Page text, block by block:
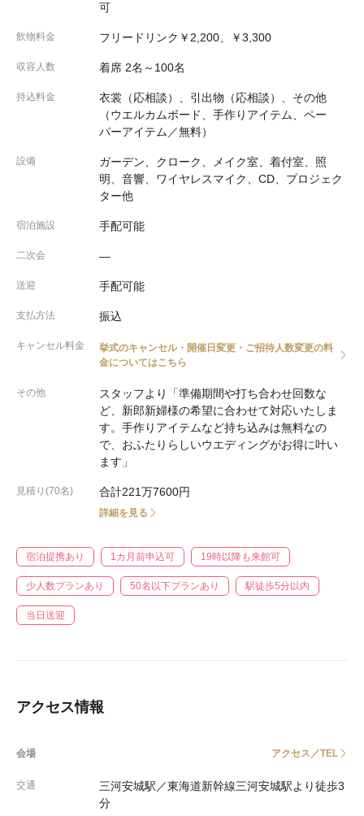
可
飲物料金 フリードリンク￥2,200、￥3,300
収容人数 着席 2名～100名
持込料金
衣裳（応相談）、引出物（応相談）、その他
（ウエルカムボード、手作りアイテム、ペー
パーアイテム／無料）
設備
ガーデン、クローク、メイク室、着付室、照
明、音響、ワイヤレスマイク、CD、プロジェク
ター他
宿泊施設 手配可能
二次会 ―
送迎 手配可能
支払方法 振込
キャンセル料金
挙式のキャンセル・開催日変更・ご招待人数変更の料
金についてはこちら
その他
スタッフより「準備期間や打ち合わせ回数な
ど、新郎新婦様の希望に合わせて対応いたしま
す。手作りアイテムなど持ち込みは無料なの
で、おふたりらしいウエディングがお得に叶い
ます」
見積り(70名) 合計221万7600円
詳細を見る
宿泊提携あり 1カ月前申込可 19時以降も来館可
少人数プランあり 50名以下プランあり 駅徒歩5分以内
当日送迎
アクセス情報
会場 アクセス／TEL
交通
三河安城駅／東海道新幹線三河安城駅より徒歩3
分